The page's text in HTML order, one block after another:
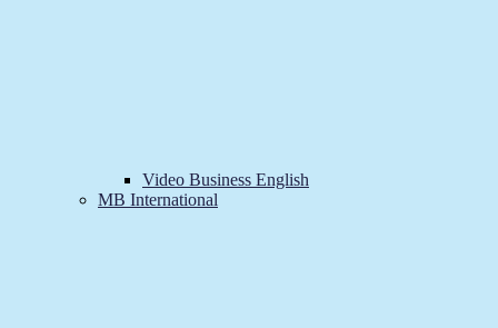
Video Business English
MB International